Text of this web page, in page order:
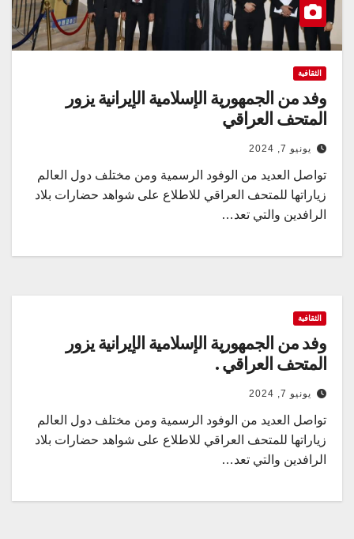
الثقافية
وفد من الجمهورية الإسلامية الإيرانية يزور
المتحف العراقي
يونيو 7, 2024
تواصل العديد من الوفود الرسمية ومن مختلف دول العالم
زياراتها للمتحف العراقي للاطلاع على شواهد حضارات بلاد
الرافدين والتي تعد…
الثقافية
وفد من الجمهورية الإسلامية الإيرانية يزور
المتحف العراقي .
يونيو 7, 2024
تواصل العديد من الوفود الرسمية ومن مختلف دول العالم
زياراتها للمتحف العراقي للاطلاع على شواهد حضارات بلاد
الرافدين والتي تعد…